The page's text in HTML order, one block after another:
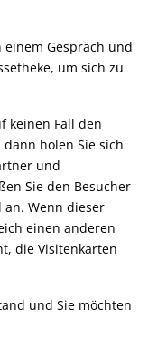
Gespräch und
um sich zu
keinen Fall den
holen Sie sich
und
Sie den Besucher
Wenn dieser
einen anderen
die Visitenkarten
und Sie möchten